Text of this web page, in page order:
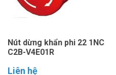
Nút dừng khẩn phi 22 1NC
C2B-V4E01R
Liên hệ